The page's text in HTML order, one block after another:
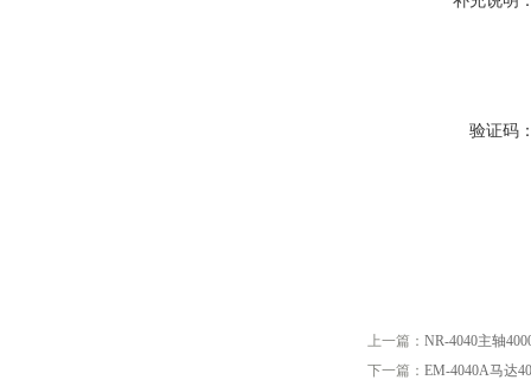
验证码
上一篇： NR-4040主轴
下一篇： EM-4040A马达